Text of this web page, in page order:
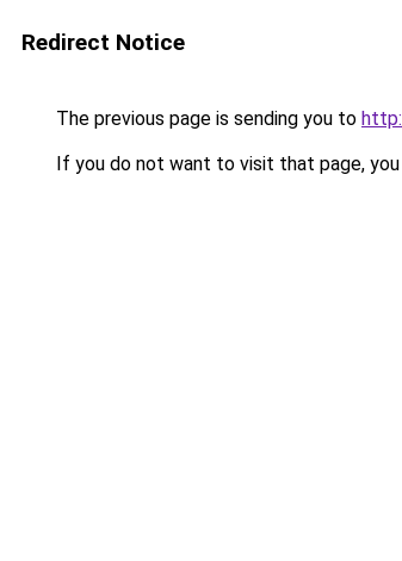
Redirect Notice
The previous page is sending you to
If you do not want to visit that page, you